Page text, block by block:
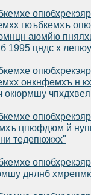
гюъбкемхъ
аюмйю
1995 цндс х
онкнфемхъ н
окюрмшу
цпюфдюм й
тедепюжхх"
днлнб